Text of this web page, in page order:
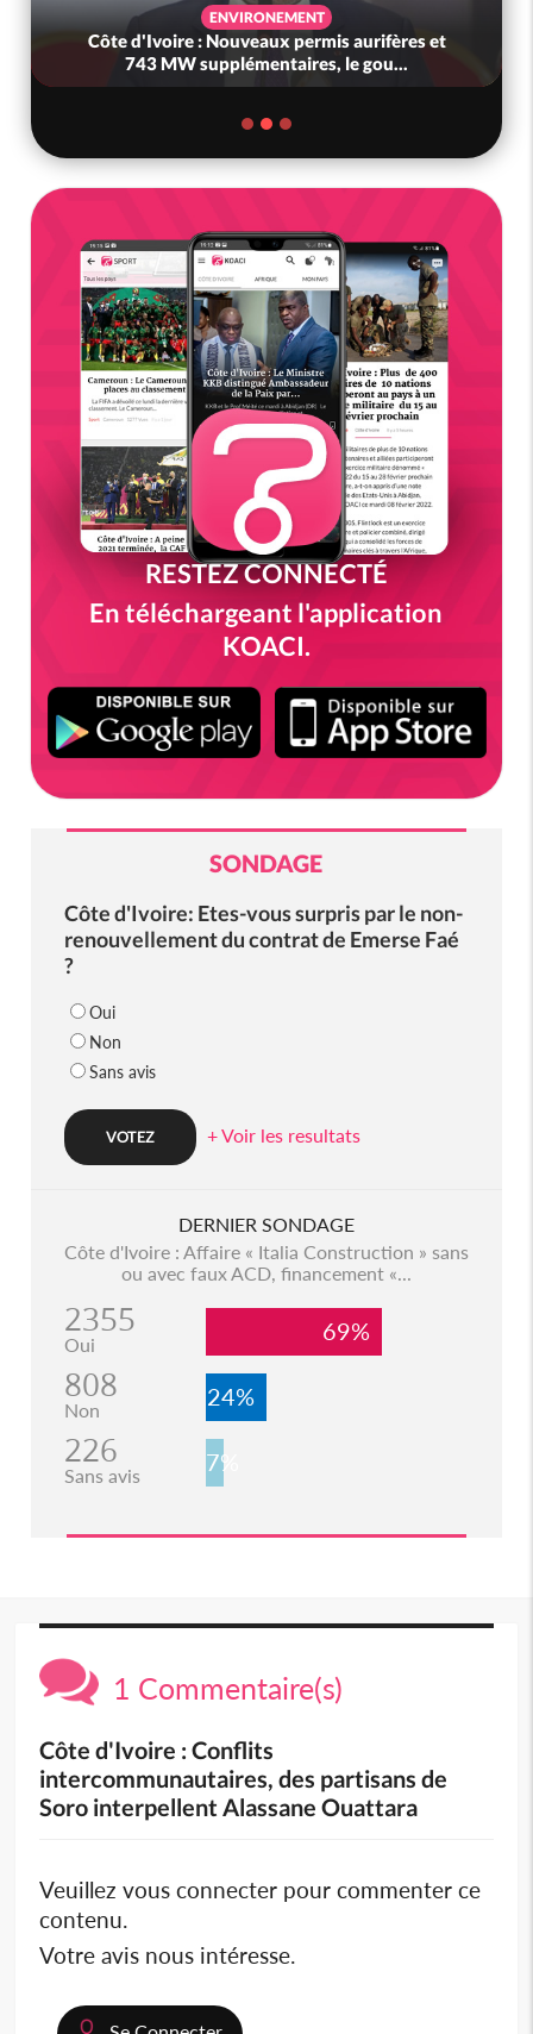
ENVIRONEMENT
Côte d'Ivoire : Nouveaux permis aurifères et
743 MW supplémentaires, le gou...
RESTEZ CONNECTÉ
En téléchargeant l'application
KOACI.
SONDAGE
Côte d'Ivoire: Etes-vous surpris par le non-
renouvellement du contrat de Emerse Faé
?
Oui
Non
Sans avis
+ Voir les resultats
DERNIER SONDAGE
Côte d'Ivoire : Affaire « Italia Construction » sans
ou avec faux ACD, financement «...
2355
Oui 69%
808
Non 24%
226
Sans avis 7%
1 Commentaire(s)
Côte d'Ivoire : Conflits
intercommunautaires, des partisans de
Soro interpellent Alassane Ouattara
Veuillez vous connecter pour commenter ce
contenu.
Votre avis nous intéresse.